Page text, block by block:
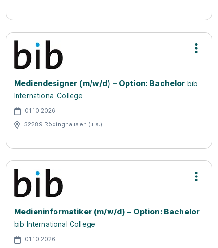
Mediendesigner (m/w/d) – Option: Bachelor bib
International College
01.10.2026
32289 Rödinghausen (u.a.)
Medieninformatiker (m/w/d) – Option: Bachelor
bib International College
01.10.2026